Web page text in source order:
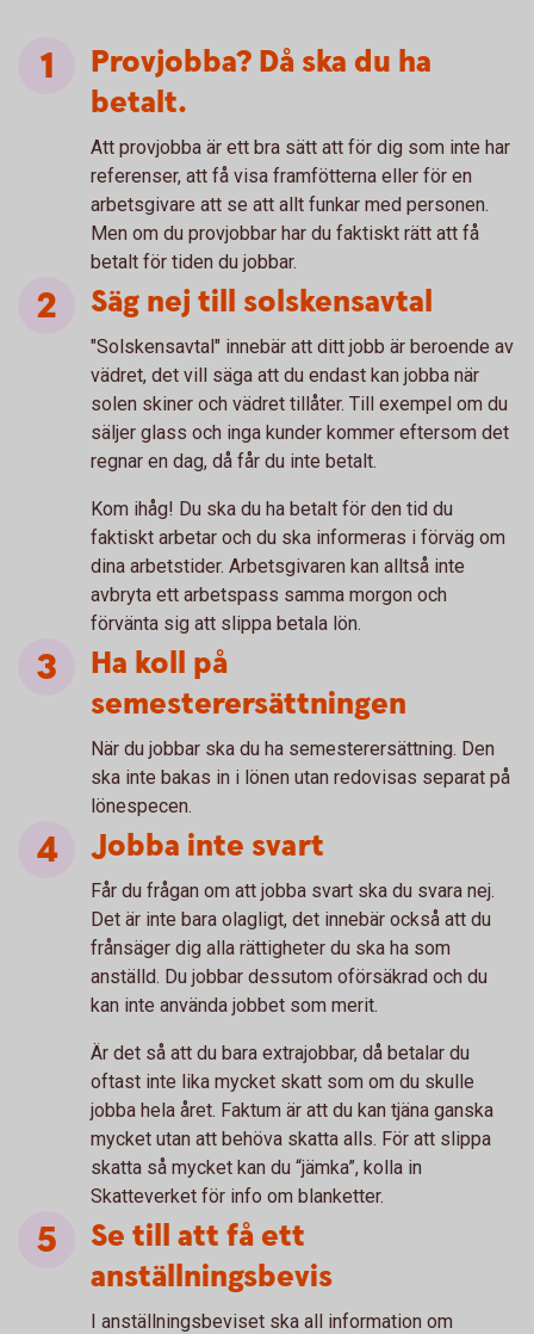
Provjobba? Då ska du ha
betalt.
Att provjobba är ett bra sätt att för dig som inte har
referenser, att få visa framfötterna eller för en
arbetsgivare att se att allt funkar med personen.
Men om du provjobbar har du faktiskt rätt att få
betalt för tiden du jobbar.
Säg nej till solskensavtal
"Solskensavtal" innebär att ditt jobb är beroende av
vädret, det vill säga att du endast kan jobba när
solen skiner och vädret tillåter. Till exempel om du
säljer glass och inga kunder kommer eftersom det
regnar en dag, då får du inte betalt.
Kom ihåg! Du ska du ha betalt för den tid du
faktiskt arbetar och du ska informeras i förväg om
dina arbetstider. Arbetsgivaren kan alltså inte
avbryta ett arbetspass samma morgon och
förvänta sig att slippa betala lön.
Ha koll på
semesterersättningen
När du jobbar ska du ha semesterersättning. Den
ska inte bakas in i lönen utan redovisas separat på
lönespecen.
Jobba inte svart
Får du frågan om att jobba svart ska du svara nej.
Det är inte bara olagligt, det innebär också att du
frånsäger dig alla rättigheter du ska ha som
anställd. Du jobbar dessutom oförsäkrad och du
kan inte använda jobbet som merit.
Är det så att du bara extrajobbar, då betalar du
oftast inte lika mycket skatt som om du skulle
jobba hela året. Faktum är att du kan tjäna ganska
mycket utan att behöva skatta alls. För att slippa
skatta så mycket kan du “jämka”, kolla in
Skatteverket för info om blanketter.
Se till att få ett
anställningsbevis
I anställningsbeviset ska all information om